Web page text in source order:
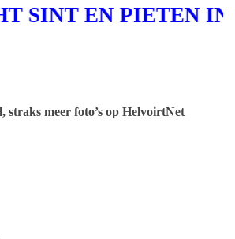
SINT EN PIETEN IN
straks meer foto’s op HelvoirtNet